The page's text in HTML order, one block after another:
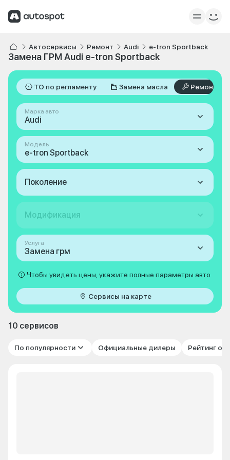
Автосервисы Ремонт Audi e-tron Sportback
Замена ГРМ Audi e-tron Sportback
ТО по регламенту Замена масла Ремонт
Марка авто
Audi
Модель
e-tron Sportback
Поколение
Модификация
Услуга
Замена грм
Чтобы увидеть цены, укажите полные параметры авто
Сервисы на карте
10 сервисов
По популярности Официальные дилеры Рейтинг